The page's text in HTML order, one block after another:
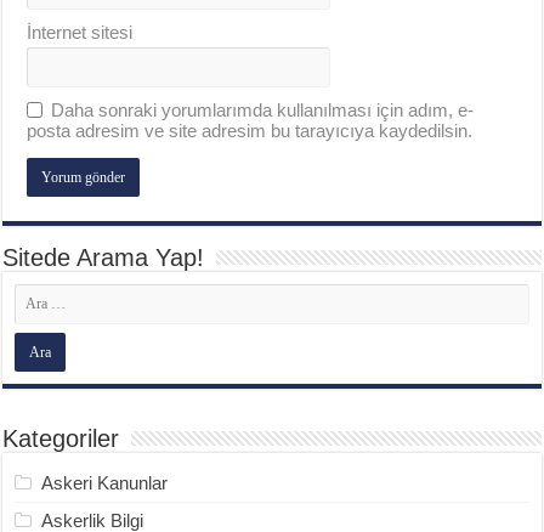
İnternet sitesi
Daha sonraki yorumlarımda kullanılması için adım, e-
posta adresim ve site adresim bu tarayıcıya kaydedilsin.
Sitede Arama Yap!
Kategoriler
Askeri Kanunlar
Askerlik Bilgi